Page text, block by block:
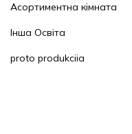
Асортиментна кімната
Інша Освіта
proto produkciia